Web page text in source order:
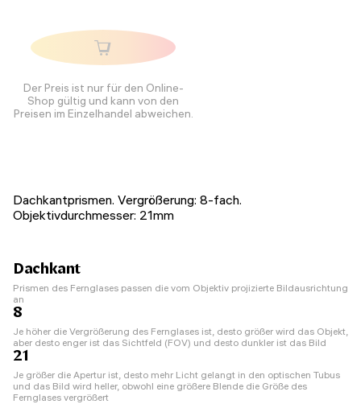
Der Preis ist nur für den Online-
Shop gültig und kann von den
Preisen im Einzelhandel abweichen.
Dachkantprismen. Vergrößerung: 8-fach.
Objektivdurchmesser: 21mm
Dachkant
Prismen des Fernglases passen die vom Objektiv projizierte Bildausrichtung
an
8
Je höher die Vergrößerung des Fernglases ist, desto größer wird das Objekt,
aber desto enger ist das Sichtfeld (FOV) und desto dunkler ist das Bild
21
Je größer die Apertur ist, desto mehr Licht gelangt in den optischen Tubus
und das Bild wird heller, obwohl eine größere Blende die Größe des
Fernglases vergrößert